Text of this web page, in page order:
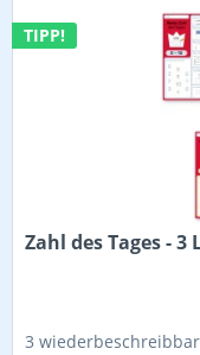
TIPP!
Zahl des Tages -
3